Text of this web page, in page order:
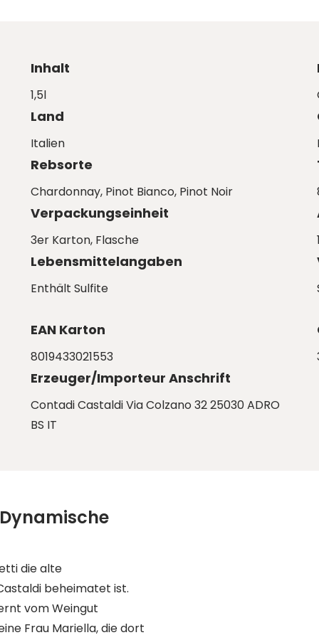
Inhalt
1,5l
Land
Italien
Rebsorte
Chardonnay, Pinot Bianco, Pinot Noir
Verpackungseinheit
3er Karton, Flasche
Lebensmittelangaben
Enthält Sulfite
EAN Karton
8019433021553
Erzeuger/Importeur Anschrift
Contadi Castaldi Via Colzano 32 25030 ADRO
BS IT
die alte
beheimatet ist.
vom Weingut
Frau Mariella, die dort